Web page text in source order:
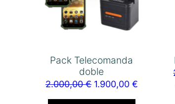
Pack Telecomanda
doble
2.000,00€ 1.900,00 €